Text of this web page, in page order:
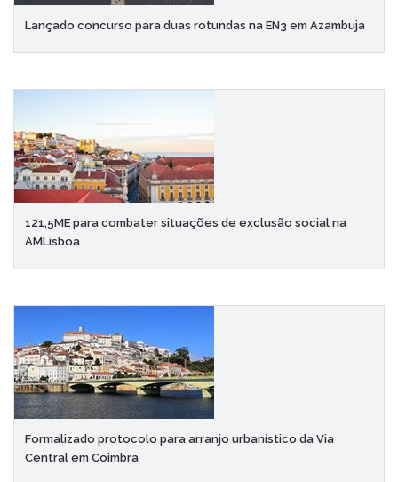
Lançado concurso para duas rotundas na EN3 em Azambuja
121,5ME para combater situações de exclusão social na
AMLisboa
Formalizado protocolo para arranjo urbanístico da Via
Central em Coimbra